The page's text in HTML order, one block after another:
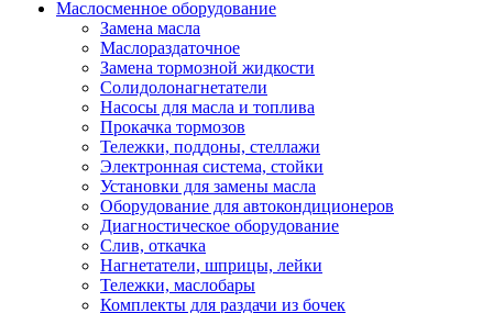
Маслосменное оборудование
Замена масла
Маслораздаточное
Замена тормозной жидкости
Солидолонагнетатели
Насосы для масла и топлива
Прокачка тормозов
Тележки, поддоны, стеллажи
Электронная система, стойки
Установки для замены масла
Оборудование для автокондиционеров
Диагностическое оборудование
Слив, откачка
Нагнетатели, шприцы, лейки
Тележки, маслобары
Комплекты для раздачи из бочек